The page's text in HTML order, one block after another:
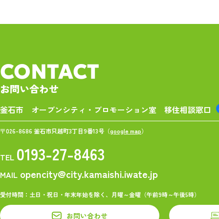
CONTACT
お問い合わせ
釜石市 オープンシティ・プロモーション室 移住相談窓口
〒026-8686 釜石市只越町3丁目9番13号（google map）
TEL 0193-27-8463
MAIL opencity@city.kamaishi.iwate.jp
受付時間：土日・祝日・年末年始を除く、月曜～金曜（午前9時～午後5時）
お問い合わせ